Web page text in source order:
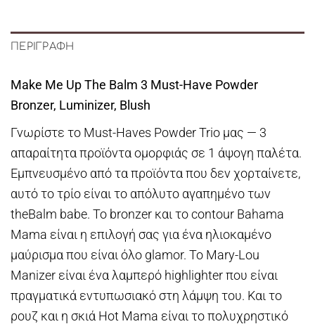
ΠΕΡΙΓΡΑΦΉ
Make Me Up The Balm 3 Must-Have Powder
Bronzer, Luminizer, Blush
Γνωρίστε το Must-Haves Powder Trio μας — 3
απαραίτητα προϊόντα ομορφιάς σε 1 άψογη παλέτα.
Εμπνευσμένο από τα προϊόντα που δεν χορταίνετε,
αυτό το τρίο είναι το απόλυτο αγαπημένο των
theBalm babe. Το bronzer και το contour Bahama
Mama είναι η επιλογή σας για ένα ηλιοκαμένο
μαύρισμα που είναι όλο glamor. Το Mary-Lou
Manizer είναι ένα λαμπερό highlighter που είναι
πραγματικά εντυπωσιακό στη λάμψη του. Και το
ρουζ και η σκιά Hot Mama είναι το πολυχρηστικό